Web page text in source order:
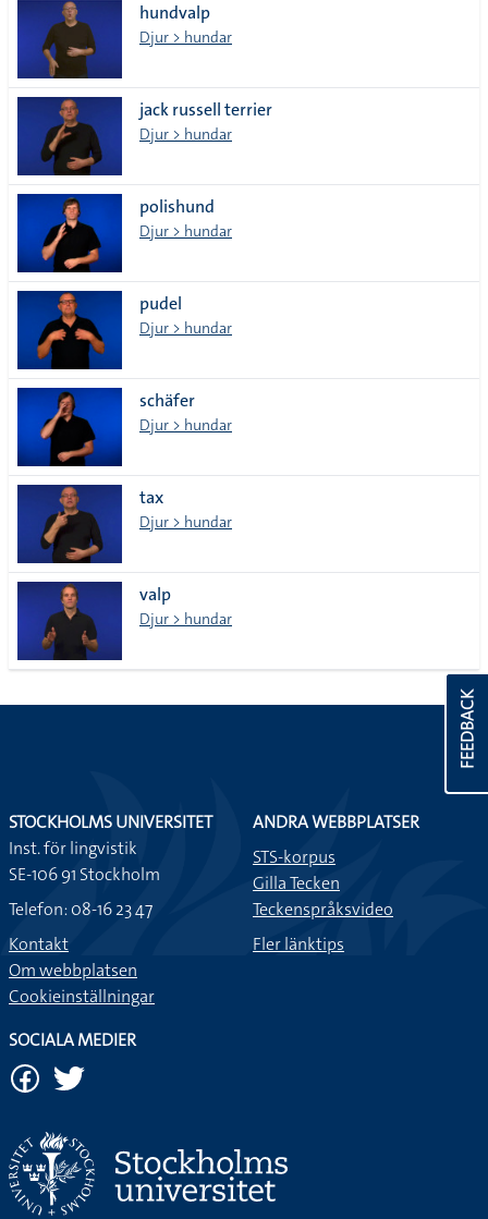
hundvalp
Djur > hundar
jack russell terrier
Djur > hundar
polishund
Djur > hundar
pudel
Djur > hundar
schäfer
Djur > hundar
tax
Djur > hundar
valp
Djur > hundar
FEEDBACK
STOCKHOLMS UNIVERSITET
Inst. för lingvistik
SE-106 91 Stockholm
Telefon: 08-16 23 47
Kontakt
Om webbplatsen
Cookieinställningar
ANDRA WEBBPLATSER
STS-korpus
Gilla Tecken
Teckenspråksvideo
Fler länktips
SOCIALA MEDIER